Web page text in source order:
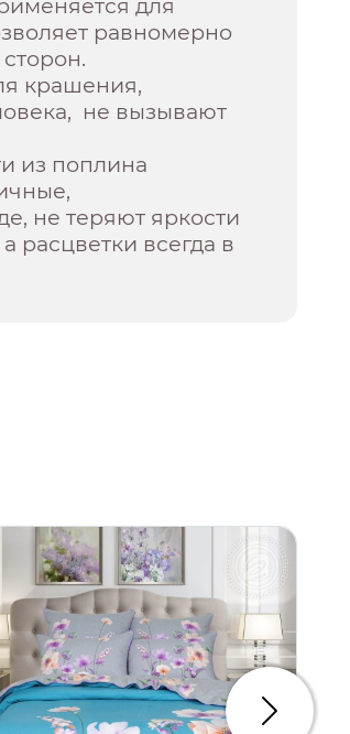
для
равномерно
крашения,
не вызывают
из поплина
не теряют яркости
расцветки всегда в